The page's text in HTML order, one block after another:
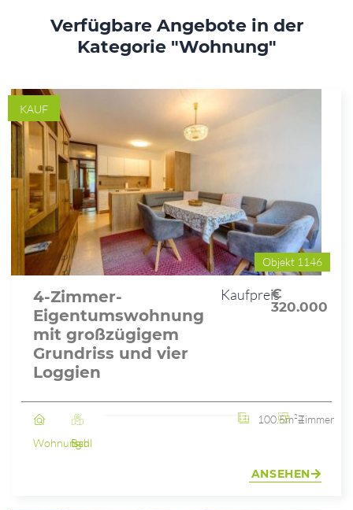
Verfügbare Angebote in der
Kategorie "Wohnung"
KAUF
Objekt 1146
4-Zimmer-
Eigentumswohnung
mit großzügigem
Grundriss und vier
Loggien
Kaufpreis
€
320.000
WohnungBad Ischl
100.5m²4 Zimmer
ANSEHEN